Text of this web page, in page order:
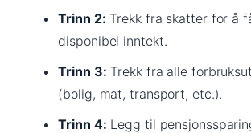
Trinn 2: Trekk fra skatter for å
disponibel inntekt.
Trinn 3: Trekk fra alle
(bolig, mat, transport, etc.).
Trinn 4: Legg til